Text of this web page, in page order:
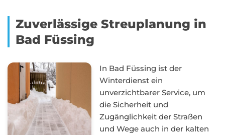
Zuverlässige Streuplanung in
Bad Füssing
In Bad Füssing ist der
Winterdienst ein
unverzichtbarer Service, um
die Sicherheit und
Zugänglichkeit der Straßen
und Wege auch in der kalten